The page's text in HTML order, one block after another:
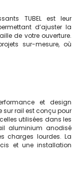
TUBEL est leur
d’ajuster la
de votre ouverture.
sur-mesure, où
et design
sur rail est conçu pour
utilisées dans les
aluminium anodisé
charges lourdes. La
et une installation